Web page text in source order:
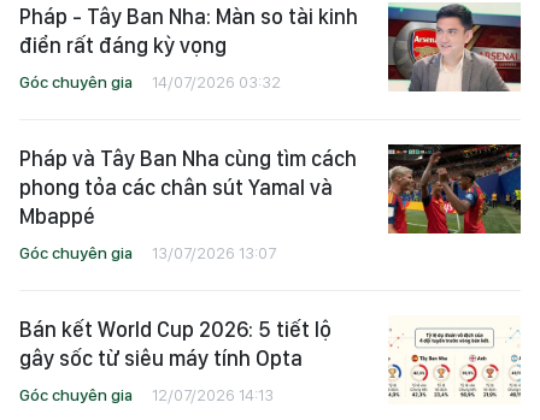
Pháp - Tây Ban Nha: Màn so tài kinh
điển rất đáng kỳ vọng
Góc chuyên gia 14/07/2026 03:32
Pháp và Tây Ban Nha cùng tìm cách
phong tỏa các chân sút Yamal và
Mbappé
Góc chuyên gia 13/07/2026 13:07
Bán kết World Cup 2026: 5 tiết lộ
gây sốc từ siêu máy tính Opta
Góc chuyên gia 12/07/2026 14:13